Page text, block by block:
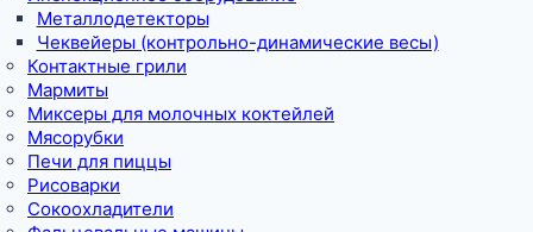
Металлодетекторы
Чеквейеры (контрольно-динамические весы)
Контактные грили
Мармиты
Миксеры для молочных коктейлей
Мясорубки
Печи для пиццы
Рисоварки
Сокоохладители